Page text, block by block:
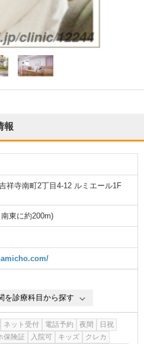
報
祥寺南町2丁目4-12 ルミエール1F
南東に約200m)
を診療科目から探す
ネット受付 電話予約 夜間
日祝
保険証 入院可 キッズ
クレカ